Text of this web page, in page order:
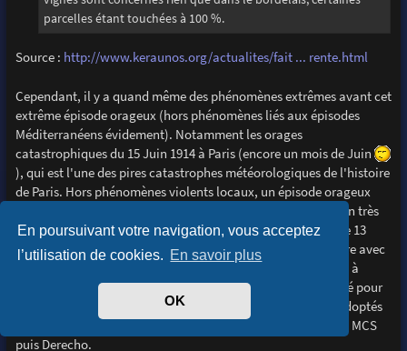
En poursuivant votre navigation, vous acceptez
l’utilisation de cookies. En savoir plus
OK
parcelles étant touchées à 100 %.
Source : http://www.keraunos.org/actualites/fait ... rente.html
Cependant, il y a quand même des phénomènes extrêmes avant cet
extrême épisode orageux (hors phénomènes liés aux épisodes
Méditerranéens évidement). Notamment les orages
catastrophiques du 15 Juin 1914 à Paris (encore un mois de Juin
), qui est l'une des pires catastrophes météorologiques de l'histoire
de Paris. Hors phénomènes violents locaux, un épisode orageux
sévère a eu lieu en France le 18 et 19 Août 1890. Une situation très
ressemblante à ce 8-9 Juin 2014, a eu lieu sur le même axe le 13
Juillet 1788 avec un épisode orageux particulièrement sévère avec
des grêlons jusqu'à 10 cm selon certains coupures de presse à
l'époque, des victimes et plus de 24 millions de francs estimé pour
les dégâts engendrés par ces orages. Ces orages auraient adoptés
des comportements Supercellulaires, avec une évolution en MCS
puis Derecho.